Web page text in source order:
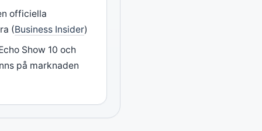
officiella
(Business Insider)
Show 10 och
på marknaden